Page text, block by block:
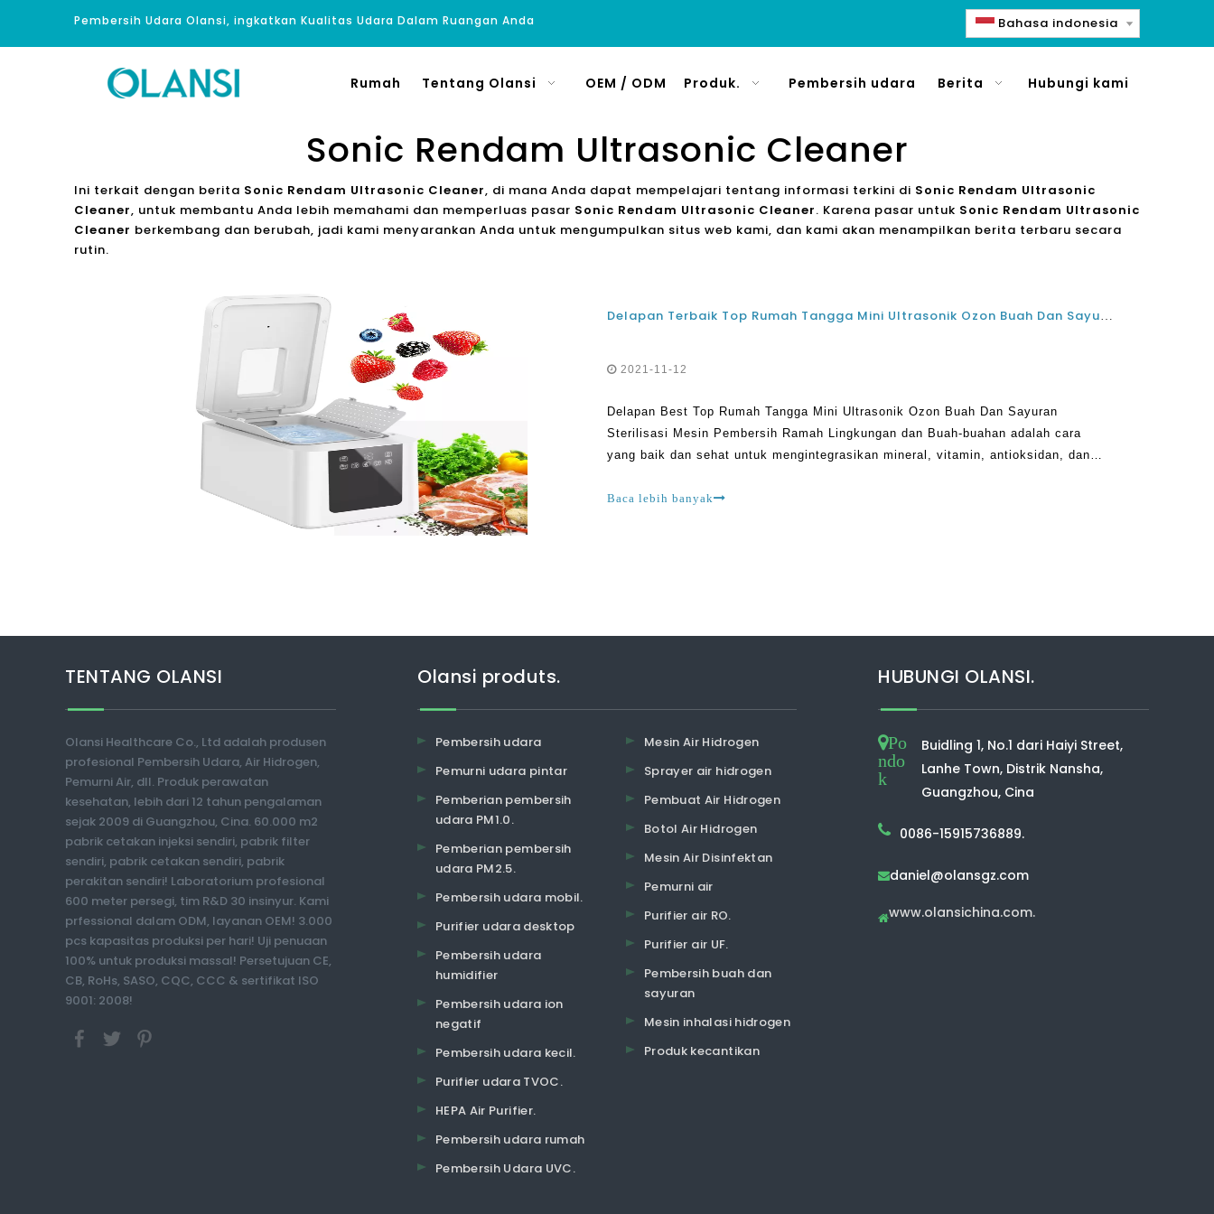
Pembersih Udara Olansi, ingkatkan Kualitas Udara Dalam Ruangan Anda Bahasa indonesia
Rumah Tentang Olansi OEM / ODM Produk. Pembersih udara Berita Hubungi kami
Sonic Rendam Ultrasonic Cleaner
Ini terkait dengan berita Sonic Rendam Ultrasonic Cleaner, di mana Anda dapat mempelajari tentang informasi terkini di Sonic Rendam Ultrasonic
Cleaner, untuk membantu Anda lebih memahami dan memperluas pasar Sonic Rendam Ultrasonic Cleaner. Karena pasar untuk Sonic Rendam Ultrasonic
Cleaner berkembang dan berubah, jadi kami menyarankan Anda untuk mengumpulkan situs web kami, dan kami akan menampilkan berita terbaru secara
rutin.
Delapan Terbaik Top Rumah Tangga Mini Ultrasonik Ozon Buah Dan Sayuran Sterilisasi Mesin Pembersih Desinfeksi yang Ramah Lingkungan
2021-11-12
Delapan Best Top Rumah Tangga Mini Ultrasonik Ozon Buah Dan Sayuran
Sterilisasi Mesin Pembersih Ramah Lingkungan dan Buah-buahan adalah cara
yang baik dan sehat untuk mengintegrasikan mineral, vitamin, antioksidan, dan
Baca lebih banyak
TENTANG OLANSI
Olansi Healthcare Co., Ltd adalah produsen
profesional Pembersih Udara, Air Hidrogen,
Pemurni Air, dll. Produk perawatan
kesehatan, lebih dari 12 tahun pengalaman
sejak 2009 di Guangzhou, Cina. 60.000 m2
pabrik cetakan injeksi sendiri, pabrik filter
sendiri, pabrik cetakan sendiri, pabrik
perakitan sendiri! Laboratorium profesional
600 meter persegi, tim R&D 30 insinyur. Kami
prfessional dalam ODM, layanan OEM! 3.000
pcs kapasitas produksi per hari! Uji penuaan
100% untuk produksi massal! Persetujuan CE,
CB, RoHs, SASO, CQC, CCC & sertifikat ISO
9001: 2008!
Olansi produts.
Pembersih udara
Pemurni udara pintar
Pemberian pembersih
udara PM1.0.
Pemberian pembersih
udara PM2.5.
Pembersih udara mobil.
Purifier udara desktop
Pembersih udara
humidifier
Pembersih udara ion
negatif
Pembersih udara kecil.
Purifier udara TVOC.
HEPA Air Purifier.
Pembersih udara rumah
Pembersih Udara UVC.
Mesin Air Hidrogen
Sprayer air hidrogen
Pembuat Air Hidrogen
Botol Air Hidrogen
Mesin Air Disinfektan
Pemurni air
Purifier air RO.
Purifier air UF.
Pembersih buah dan
sayuran
Mesin inhalasi hidrogen
Produk kecantikan
HUBUNGI OLANSI.
Po
ndo
k
Buidling 1, No.1 dari Haiyi Street,
Lanhe Town, Distrik Nansha,
Guangzhou, Cina
0086-15915736889.
daniel@olansgz.com
www.olansichina.com.